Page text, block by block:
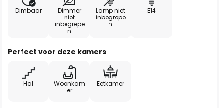
Dimbaar
Dimmer
niet
inbegrepe
n
Lamp niet
inbegrepe
n
E14
Perfect voor deze kamers
Hal
Woonkam
er
Eetkamer